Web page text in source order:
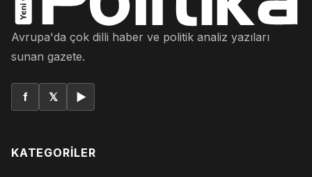
Avrupa'da çok dilli haber ve politik analiz yazıları
sunan gazete.
f 𝕏 ▶
KATEGORILER